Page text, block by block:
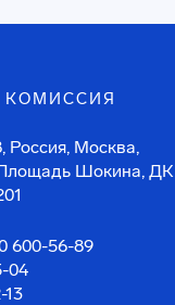
КОМИССИЯ
Россия, Москва,
Шокина, ДК
600-56-89
04
13